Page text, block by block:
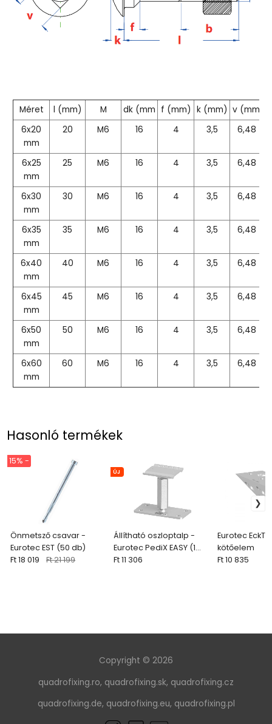
Méret l (mm) M dk (mm f (mm) k (mm) v (mm)
6x20
mm
20 M6 16 4 3,5 6,48
6x25
mm
25 M6 16 4 3,5 6,48
6x30
mm
30 M6 16 4 3,5 6,48
6x35
mm
35 M6 16 4 3,5 6,48
6x40
mm
40 M6 16 4 3,5 6,48
6x45
mm
45 M6 16 4 3,5 6,48
6x50
mm
50 M6 16 4 3,5 6,48
6x60
mm
60 M6 16 4 3,5 6,48
Hasonló termékek
Önmetsző csavar -
Eurotec EST (50 db)
15% -
Ft 18 019 Ft 21 199
Állítható oszloptalp -
Eurotec PediX EASY (1
db)
ÚJ
Ft 11 306
Eurotec
kötőelem
Ft 10 835
Copyright © 2026
quadrofixing.ro, quadrofixing.sk, quadrofixing.cz
quadrofixing.de, quadrofixing.eu, quadrofixing.pl